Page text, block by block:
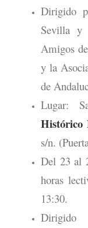
Dirigido
Sevilla y
Amigos
y la
de
Lugar:
Histórico
s/n.
Del 23 al
horas
13:30.
Dirigido